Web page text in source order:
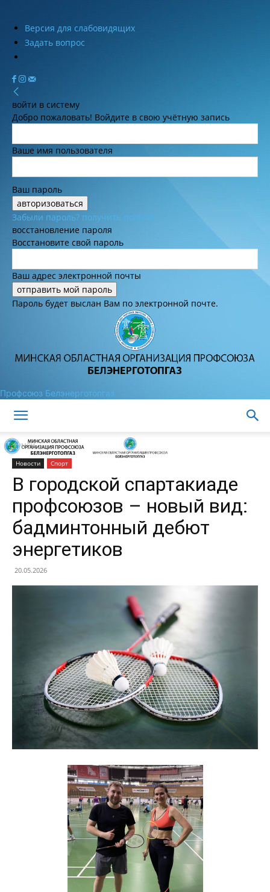
Версия для слабовидящих
Задать вопрос
войти в систему
Добро пожаловать! Войдите в свою учётную запись
Ваше имя пользователя
Ваш пароль
Забыли пароль? получить помощь
восстановление пароля
Восстановите свой пароль
Ваш адрес электронной почты
Пароль будет выслан Вам по электронной почте.
Профсоюз Белэнерготопгаз
Домой
Новости Спорт
В городской спартакиаде
профсоюзов – новый вид:
бадминтонный дебют
энергетиков
20.05.2026